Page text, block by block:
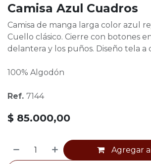
Camisa Azul Cuadros
Camisa de manga larga color azul
Cuello clásico. Cierre con botones
delantera y los puños. Diseño tela a
100% Algodón
Ref. 7144
$ 85.000,00
Agregar